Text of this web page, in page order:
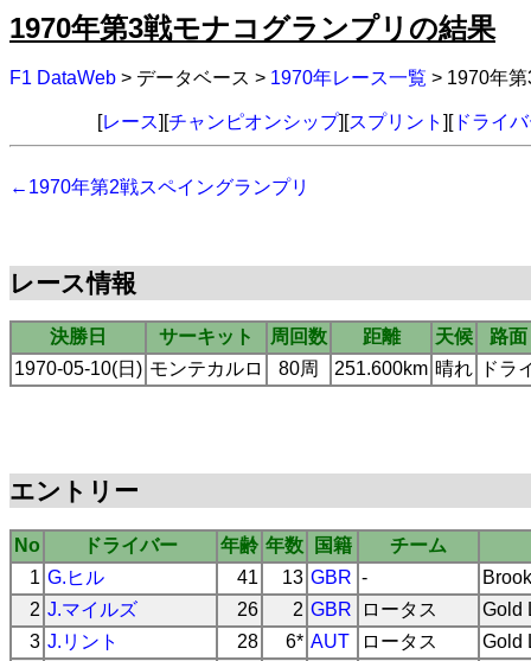
1970年第3戦モナコグランプリの結果
F1 DataWeb > データベース > 1970年レース一覧 > 1970年
[レース][チャンピオンシップ][スプリント ][ドライ
←1970年第2戦スペイングランプリ
レース情報
決勝日 サーキット 周回数 距離 天候
路面
1970-05-10(日) モンテカルロ 80周 251.600km 晴れ ドラ
エントリー
No ドライバー 年齢 年数 国籍
チーム
1 G.ヒル 41 13 GBR -
2 J.マイルズ 26 2 GBR ロータス
Gold
3 J.リント 28 6* AUT ロータス
Gold